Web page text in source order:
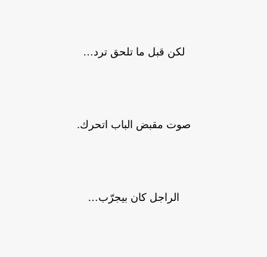
لكن قبل ما تلحق ترد…
صوت مقبض الباب اتحرك.
الراجل كان بيجرّب…